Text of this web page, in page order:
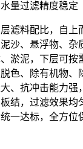
量过滤精度稳定
滤料配比，自上
沙、悬浮物、杂
淤泥，下层可按
色、除有机物、
、抗冲击能力强
结，过滤效果均
一达标，全方位